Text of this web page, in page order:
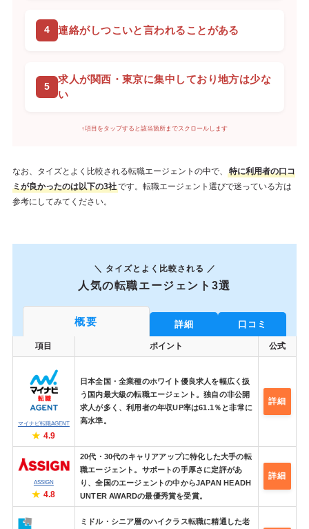
連絡がしつこいと言われることがある
求人が関西・東京に集中しており地方は少な
い
↑項目をタップすると該当箇所までスクロールします
なお、タイズとよく比較される転職エージェントの中で、
特に利用者の口コ
ミが良かったのは以下の3社です。転職エージェント選びで迷っている方は
参考にしてみてください。
＼ タイズとよく比較される ／
人気の転職エージェント3選
概要 詳細 口コミ
項目 ポイント 公式
マイナビ転職AGENT
4.9
日本全国・全業種のホワイト優良求人を幅広く扱
う国内最大級の転職エージェント。独自の非公開
求人が多く、利用者の年収UP率は61.1％と非常に
高水準。
詳細
ASSIGN
4.8
20代・30代のキャリアアップに特化した大手の転
職エージェント。サポートの手厚さに定評があ
り、全国のエージェントの中からJAPAN HEADH
UNTER AWARDの最優秀賞を受賞。
詳細
ミドル・シニア層のハイクラス転職に精通した老